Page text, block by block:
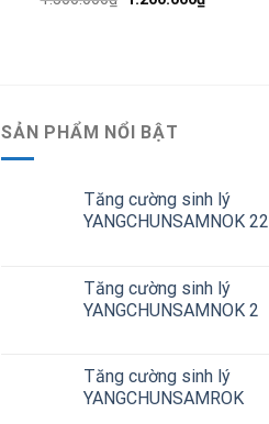
SẢN PHẨM NỔI BẬT
Tăng cường sinh lý
YANGCHUNSAMNOK 22
Tăng cường sinh lý
YANGCHUNSAMNOK 2
Tăng cường sinh lý
YANGCHUNSAMROK